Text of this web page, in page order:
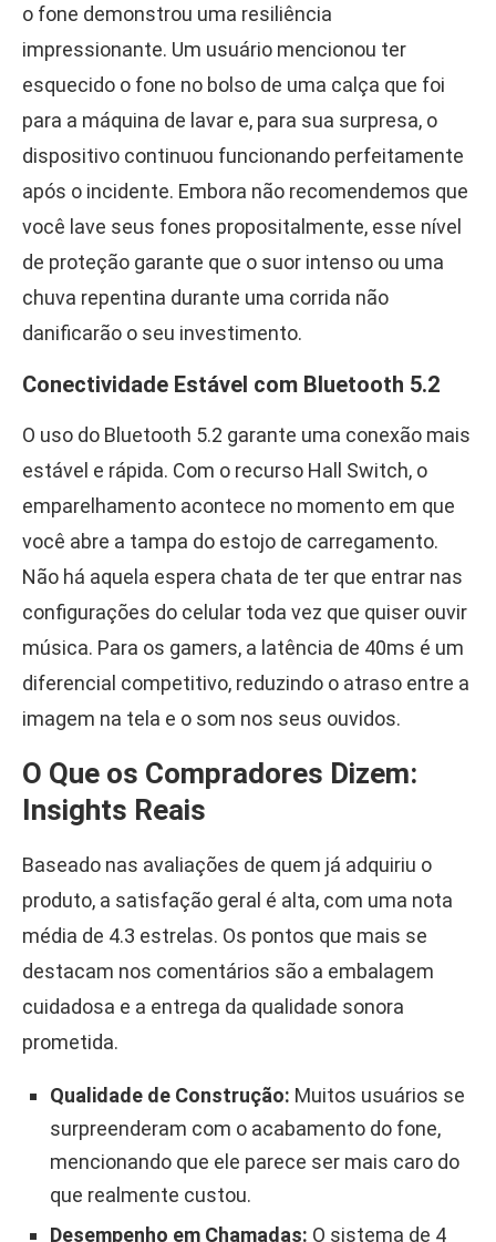
o fone demonstrou uma resiliência
impressionante. Um usuário mencionou ter
esquecido o fone no bolso de uma calça que foi
para a máquina de lavar e, para sua surpresa, o
dispositivo continuou funcionando perfeitamente
após o incidente. Embora não recomendemos que
você lave seus fones propositalmente, esse nível
de proteção garante que o suor intenso ou uma
chuva repentina durante uma corrida não
danificarão o seu investimento.
Conectividade Estável com Bluetooth 5.2
O uso do Bluetooth 5.2 garante uma conexão mais
estável e rápida. Com o recurso Hall Switch, o
emparelhamento acontece no momento em que
você abre a tampa do estojo de carregamento.
Não há aquela espera chata de ter que entrar nas
configurações do celular toda vez que quiser ouvir
música. Para os gamers, a latência de 40ms é um
diferencial competitivo, reduzindo o atraso entre a
imagem na tela e o som nos seus ouvidos.
O Que os Compradores Dizem:
Insights Reais
Baseado nas avaliações de quem já adquiriu o
produto, a satisfação geral é alta, com uma nota
média de 4.3 estrelas. Os pontos que mais se
destacam nos comentários são a embalagem
cuidadosa e a entrega da qualidade sonora
prometida.
Qualidade de Construção: Muitos usuários se
surpreenderam com o acabamento do fone,
mencionando que ele parece ser mais caro do
que realmente custou.
Desempenho em Chamadas: O sistema de 4